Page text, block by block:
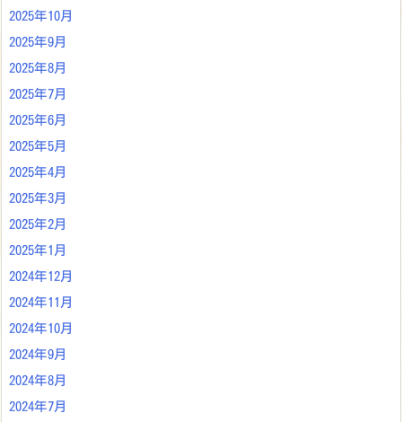
2025年10月
2025年9月
2025年8月
2025年7月
2025年6月
2025年5月
2025年4月
2025年3月
2025年2月
2025年1月
2024年12月
2024年11月
2024年10月
2024年9月
2024年8月
2024年7月